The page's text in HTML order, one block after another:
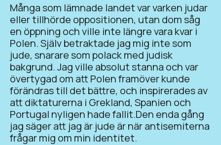
Många som lämnade landet var varken judar
eller tillhörde oppositionen, utan dom såg
en öppning och ville inte längre vara kvar i
Polen. Själv betraktade jag mig inte som
jude, snarare som polack med judisk
bakgrund. Jag ville absolut stanna och var
övertygad om att Polen framöver kunde
förändras till det bättre, och inspirerades av
att diktaturerna i Grekland, Spanien och
Portugal nyligen hade fallit.Den enda gång
jag säger att jag är jude är när antisemiterna
frågar mig om min identitet.